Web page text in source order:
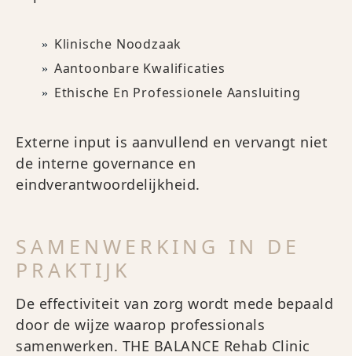
Klinische Noodzaak
Aantoonbare Kwalificaties
Ethische En Professionele Aansluiting
Externe input is aanvullend en vervangt niet
de interne governance en
eindverantwoordelijkheid.
SAMENWERKING IN DE
PRAKTIJK
De effectiviteit van zorg wordt mede bepaald
door de wijze waarop professionals
samenwerken. THE BALANCE Rehab Clinic